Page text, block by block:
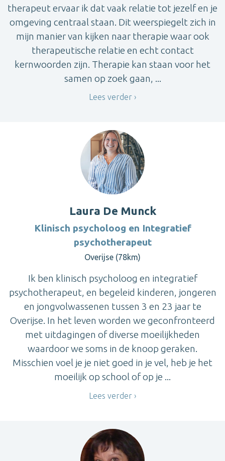
therapeut ervaar ik dat vaak relatie tot jezelf en je
omgeving centraal staan. Dit weerspiegelt zich in
mijn manier van kijken naar therapie waar ook
therapeutische relatie en echt contact
kernwoorden zijn. Therapie kan staan voor het
samen op zoek gaan, ...
Lees verder
Laura De Munck
Klinisch psycholoog en Integratief
psychotherapeut
Overijse (78km)
Ik ben klinisch psycholoog en integratief
psychotherapeut, en begeleid kinderen, jongeren
en jongvolwassenen tussen 3 en 23 jaar te
Overijse. In het leven worden we geconfronteerd
met uitdagingen of diverse moeilijkheden
waardoor we soms in de knoop geraken.
Misschien voel je je niet goed in je vel, heb je het
moeilijk op school of op je ...
Lees verder